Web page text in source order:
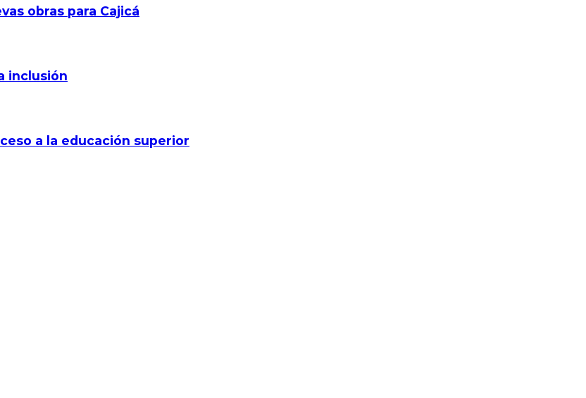
obras para Cajicá
inclusión
a la educación superior